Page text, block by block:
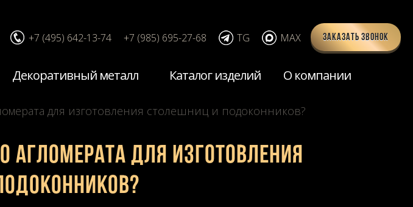
Заказать звонок
+7 (495) 642-13-74 +7 (985) 695-27-68 TG MAX
Декоративный металл Каталог изделий О компании
для изготовления столешниц и подоконников?
агломерата для изготовления